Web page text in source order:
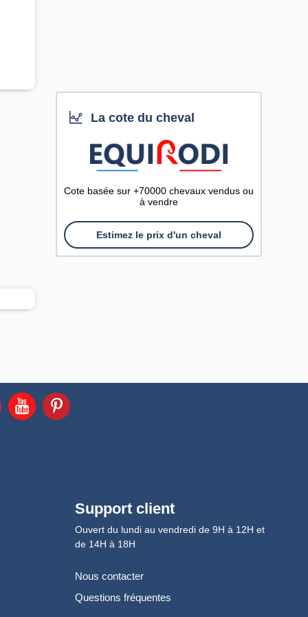
La cote du cheval
Cote basée sur +70000 chevaux vendus ou
à vendre
Estimez le prix d'un cheval
Support client
Ouvert du lundi au vendredi de 9H à 12H et
de 14H à 18H
Nous contacter
Questions fréquentes